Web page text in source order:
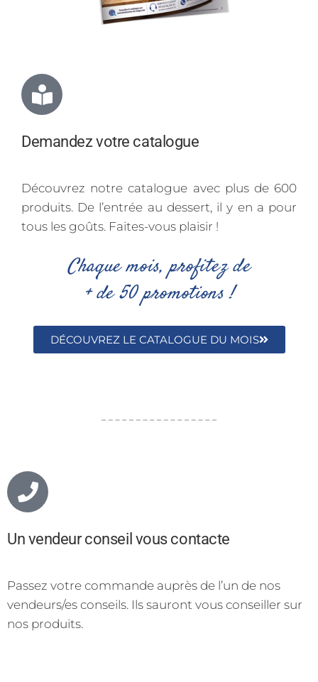
Demandez votre catalogue
Découvrez notre catalogue avec plus de 600
produits. De l’entrée au dessert, il y en a pour
tous les goûts. Faites-vous plaisir !
Chaque mois, profitez de
+ de 50 promotions !
DÉCOUVREZ LE CATALOGUE DU MOIS
Un vendeur conseil vous contacte
Passez votre commande auprès de l’un de nos
vendeurs/es conseils. Ils sauront vous conseiller sur
nos produits.